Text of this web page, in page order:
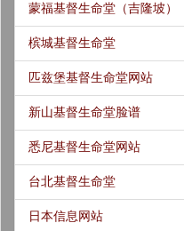
蒙福基督生命堂（吉隆坡）
槟城基督生命堂
匹兹堡基督生命堂网站
新山基督生命堂脸谱
悉尼基督生命堂网站
台北基督生命堂
日本信息网站